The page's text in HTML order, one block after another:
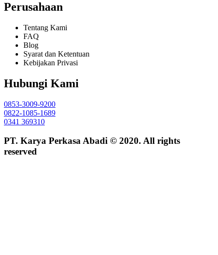
Perusahaan
Tentang Kami
FAQ
Blog
Syarat dan Ketentuan
Kebijakan Privasi
Hubungi Kami
0853-3009-9200
0822-1085-1689
0341 369310
PT. Karya Perkasa Abadi © 2020. All rights
reserved